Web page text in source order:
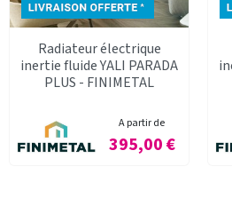
Radiateur électrique
inertie fluide YALI PARADA
PLUS - FINIMETAL
A partir de
Prix
395,00 €